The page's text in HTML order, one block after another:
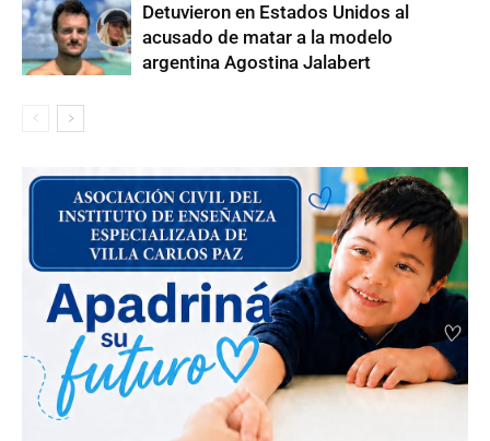
Detuvieron en Estados Unidos al
acusado de matar a la modelo
argentina Agostina Jalabert